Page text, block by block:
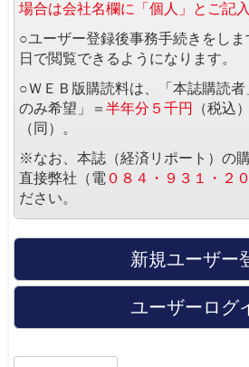
場合は会社名欄に「個人」とご記入
○ユーザー登録後事務手続きをし
日で閲覧できるようになります。
○ＷＥＢ版購読料は、「本誌購読者
のみ希望」＝ 半年分５千円 （税込
（同）。
※なお、本誌（経済リポート）の
直接弊社（電 ０８４・９３１・２
ださい。
新規ユーザー
ユーザーログ